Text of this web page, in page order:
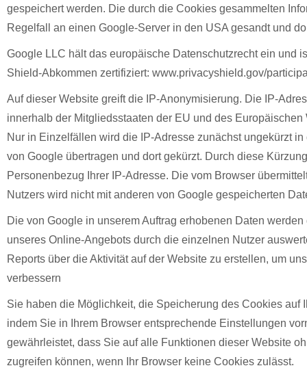
gespeichert werden. Die durch die Cookies gesammelten
Regelfall an einen Google-Server in den USA gesandt und
Google LLC hält das europäische Datenschutzrecht ein und
Shield-Abkommen zertifiziert: www.privacyshield.gov/
Auf dieser Website greift die IP-Anonymisierung. Die IP-
innerhalb der Mitgliedsstaaten der EU und des Europäischen
Nur in Einzelfällen wird die IP-Adresse zunächst ungekürzt
von Google übertragen und dort gekürzt. Durch diese
Personenbezug Ihrer IP-Adresse. Die vom Browser
Nutzers wird nicht mit anderen von Google gespeicherten
Die von Google in unserem Auftrag erhobenen Daten
unseres Online-Angebots durch die einzelnen Nutzer
Reports über die Aktivität auf der Website zu erstellen, um
verbessern
Sie haben die Möglichkeit, die Speicherung des Cookies auf
indem Sie in Ihrem Browser entsprechende Einstellungen
gewährleistet, dass Sie auf alle Funktionen dieser Website
zugreifen können, wenn Ihr Browser keine Cookies zulässt.